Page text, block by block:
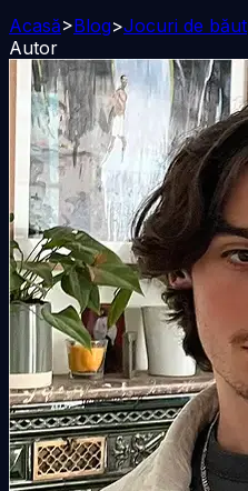
Acasă>Blog>Jocuri de băut
Autor